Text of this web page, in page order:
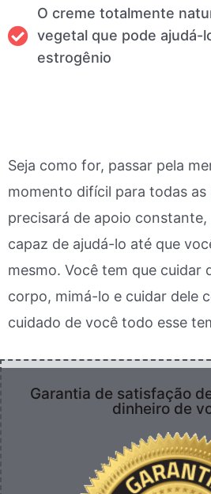
O creme totalmente
vegetal que pode ajudá-
estrogênio
Seja como for, passar pela
momento difícil para todas as
precisará de apoio constante,
capaz de ajudá-lo até que
mesmo. Você tem que cuidar
corpo, mimá-lo e cuidar dele
cuidado de você todo esse
Garantia de satisfação
dinheiro de